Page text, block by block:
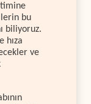
bu
biliyoruz.
hıza
ve